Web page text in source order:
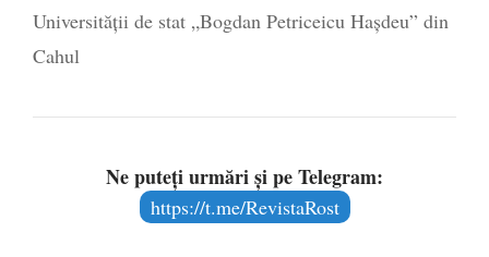
Universității de stat „Bogdan Petriceicu Hașdeu” din
Cahul
Ne puteți urmări și pe Telegram:
https://t.me/RevistaRost